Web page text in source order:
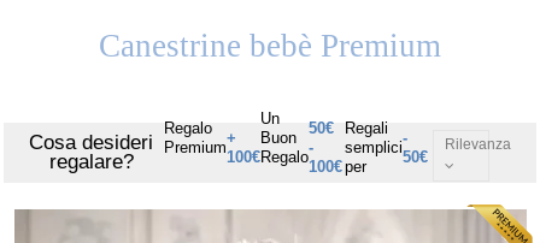
Canestrine bebè Premium
Cosa desideri
regalare?
Regalo
Premium
+
100€
Un
Buon
Regalo
50€
-
100€
Regali
semplici
per
-
50€
Rilevanza